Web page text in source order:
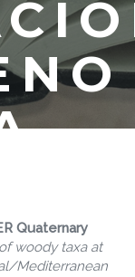
Quaternary
woody taxa at
Mediterranean